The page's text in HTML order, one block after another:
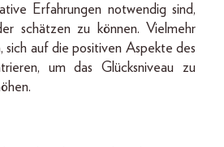
Erfahrungen notwendig sind,
schätzen zu können. Vielmehr
sich auf die positiven Aspekte des
um das Glücksniveau zu